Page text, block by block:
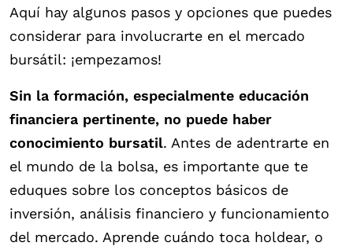
Aquí hay algunos pasos y opciones que puedes
considerar para involucrarte en el mercado
bursátil: ¡empezamos!
Sin la formación, especialmente educación
financiera pertinente, no puede haber
conocimiento bursatil. Antes de adentrarte en
el mundo de la bolsa, es importante que te
eduques sobre los conceptos básicos de
inversión, análisis financiero y funcionamiento
del mercado. Aprende cuándo toca holdear, o